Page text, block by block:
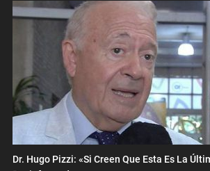
Dr. Hugo Pizzi: «Si Creen Que Esta Es La